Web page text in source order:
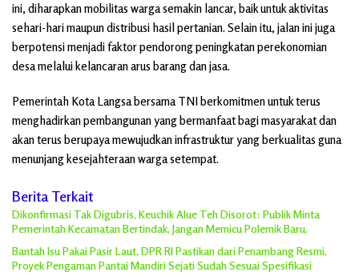
ini, diharapkan mobilitas warga semakin lancar, baik untuk aktivitas
sehari-hari maupun distribusi hasil pertanian. Selain itu, jalan ini juga
berpotensi menjadi faktor pendorong peningkatan perekonomian
desa melalui kelancaran arus barang dan jasa.
Pemerintah Kota Langsa bersama TNI berkomitmen untuk terus
menghadirkan pembangunan yang bermanfaat bagi masyarakat dan
akan terus berupaya mewujudkan infrastruktur yang berkualitas guna
menunjang kesejahteraan warga setempat.
Berita Terkait
Dikonfirmasi Tak Digubris, Keuchik Alue Teh Disorot: Publik Minta
Pemerintah Kecamatan Bertindak, Jangan Memicu Polemik Baru.
Bantah Isu Pakai Pasir Laut, DPR RI Pastikan dari Penambang Resmi,
Proyek Pengaman Pantai Mandiri Sejati Sudah Sesuai Spesifikasi